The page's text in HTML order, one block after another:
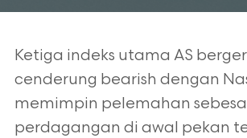
Ketiga indeks utama AS
cenderung bearish dengan
memimpin pelemahan
perdagangan di awal pekan